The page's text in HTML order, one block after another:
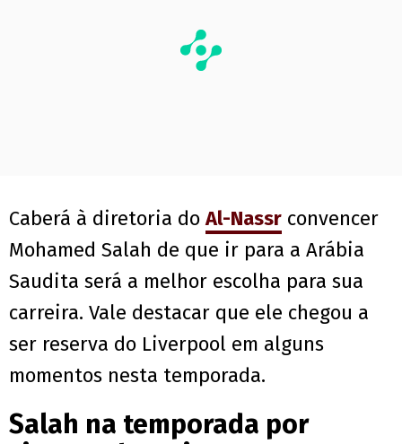
Caberá à diretoria doAl-Nassr convencer
Mohamed Salah de que ir para a Arábia
Saudita será a melhor escolha para sua
carreira. Vale destacar que ele chegou a
ser reserva do Liverpool em alguns
momentos nesta temporada.
Salah na temporada por